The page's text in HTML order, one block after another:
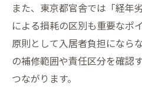
また、東京都官舎では「経年
による損耗の区別も重要なポ
原則として入居者負担になら
の補修範囲や責任区分を確認
つながります。